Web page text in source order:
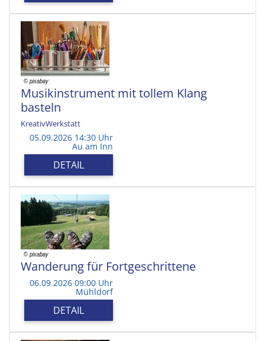
Musikinstrument mit tollem Klang
basteln
KreativWerkstatt
05.09.2026 14:30 Uhr
Au am Inn
DETAIL
Wanderung für Fortgeschrittene
06.09.2026 09:00 Uhr
Mühldorf
DETAIL